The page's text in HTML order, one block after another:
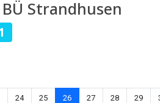
Strandhusen
24 25 26 27 28 29